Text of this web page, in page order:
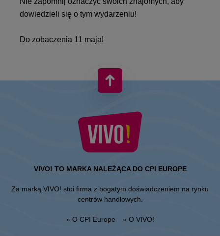
dowiedzieli się o tym wydarzeniu!
Do zobaczenia 11 maja!
VIVO! TO MARKA NALEŻĄCA DO CPI EUROPE
Za marką VIVO! stoi firma z bogatym doświadczeniem na rynku
centrów handlowych.
» O CPI Europe » O VIVO!